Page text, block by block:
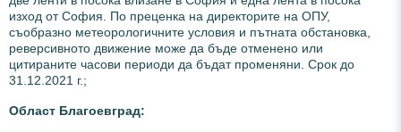
изход от София. По преценка на директорите на ОПУ,
съобразно метеорологичните условия и пътната обстановка,
реверсивното движение може да бъде отменено или
цитираните часови периоди да бъдат променяни. Срок до
31.12.2021 г.;
Област Благоевград: